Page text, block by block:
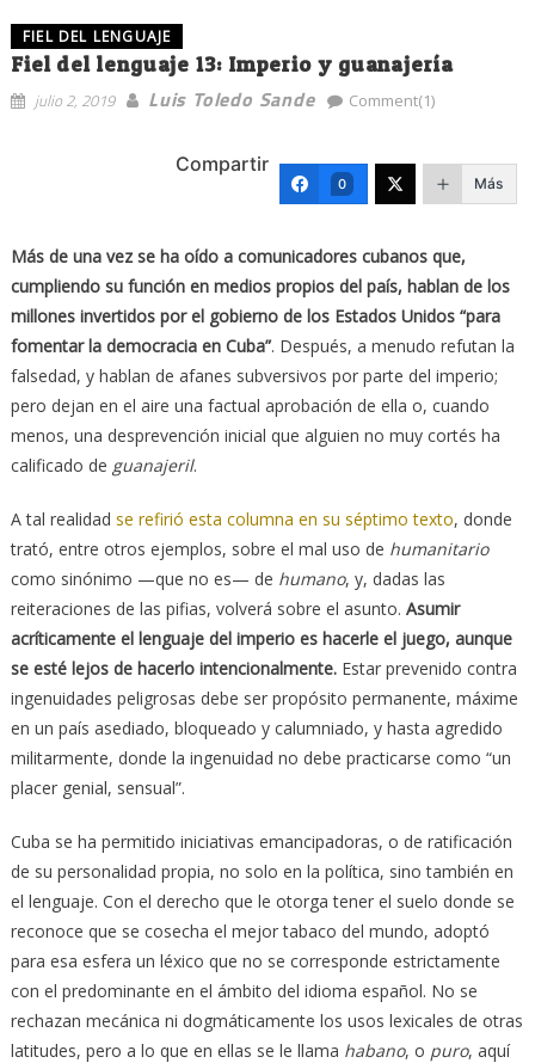
FIEL DEL LENGUAJE
Fiel del lenguaje 13: Imperio y guanajería
julio 2, 2019 Luis Toledo Sande Comment(1)
Compartir
0 Más
Más de una vez se ha oído a comunicadores cubanos que,
cumpliendo su función en medios propios del país, hablan de los
millones invertidos por el gobierno de los Estados Unidos “para
fomentar la democracia en Cuba”. Después, a menudo refutan la
falsedad, y hablan de afanes subversivos por parte del imperio;
pero dejan en el aire una factual aprobación de ella o, cuando
menos, una desprevención inicial que alguien no muy cortés ha
calificado de guanajeril.
A tal realidad se refirió esta columna en su séptimo texto, donde
trató, entre otros ejemplos, sobre el mal uso de humanitario
como sinónimo —que no es— de humano, y, dadas las
reiteraciones de las pifias, volverá sobre el asunto. Asumir
acríticamente el lenguaje del imperio es hacerle el juego, aunque
se esté lejos de hacerlo intencionalmente.Estar prevenido contra
ingenuidades peligrosas debe ser propósito permanente, máxime
en un país asediado, bloqueado y calumniado, y hasta agredido
militarmente, donde la ingenuidad no debe practicarse como “un
placer genial, sensual”.
Cuba se ha permitido iniciativas emancipadoras, o de ratificación
de su personalidad propia, no solo en la política, sino también en
el lenguaje. Con el derecho que le otorga tener el suelo donde se
reconoce que se cosecha el mejor tabaco del mundo, adoptó
para esa esfera un léxico que no se corresponde estrictamente
con el predominante en el ámbito del idioma español. No se
rechazan mecánica ni dogmáticamente los usos lexicales de otras
latitudes, pero a lo que en ellas se le llama habano, o puro, aquí